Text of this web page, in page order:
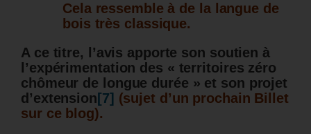
Cela ressemble à de la langue de
bois très classique.
A ce titre, l’avis apporte son soutien à
l’expérimentation des « territoires zéro
chômeur de longue durée » et son projet
d’extension [7] (sujet d’un prochain Billet
sur ce blog).